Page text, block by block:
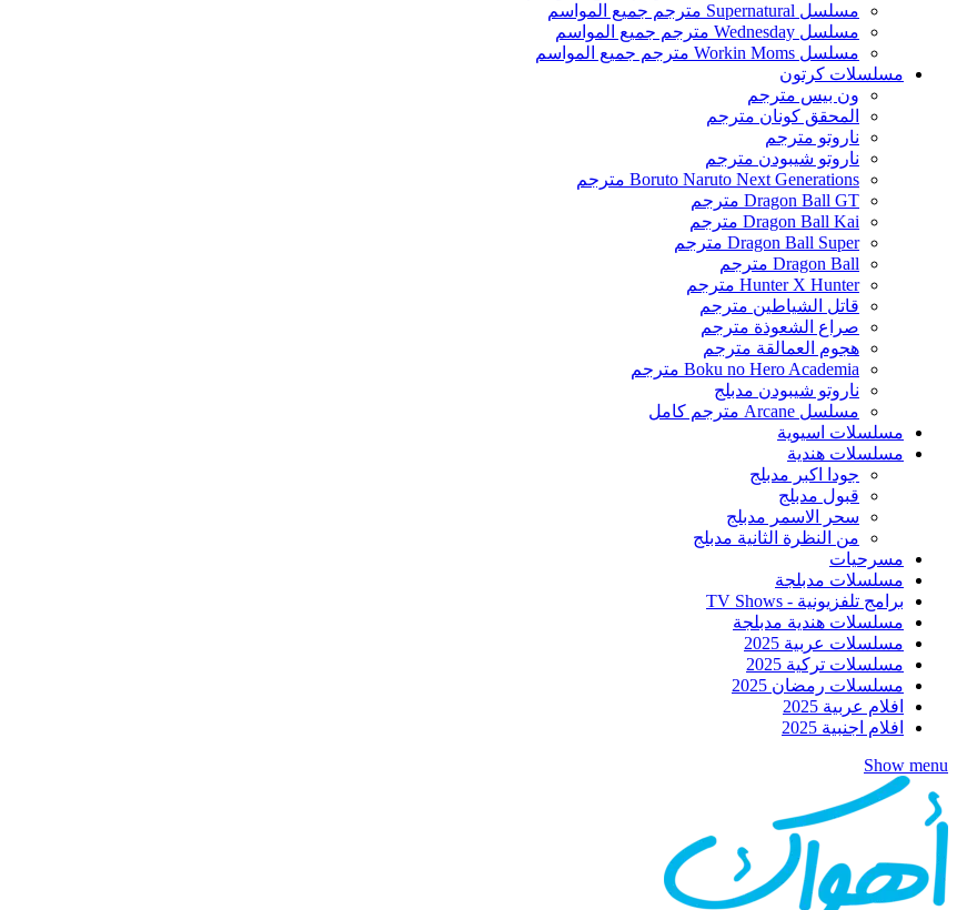
مسلسل Supernatural مترجم جميع المواسم
مسلسل Wednesday مترجم جميع المواسم
مسلسل Workin Moms مترجم جميع المواسم
مسلسلات كرتون
ون بيس مترجم
المحقق كونان مترجم
ناروتو مترجم
ناروتو شيبودن مترجم
Boruto Naruto Next Generations مترجم
Dragon Ball GT مترجم
Dragon Ball Kai مترجم
Dragon Ball Super مترجم
Dragon Ball مترجم
Hunter X Hunter مترجم
قاتل الشياطين مترجم
صراع الشعوذة مترجم
هجوم العمالقة مترجم
Boku no Hero Academia مترجم
ناروتو شيبودن مدبلج
مسلسل Arcane مترجم كامل
مسلسلات اسيوية
مسلسلات هندية
جودا اكبر مدبلج
قبول مدبلج
سحر الاسمر مدبلج
من النظرة الثانية مدبلج
مسرحيات
مسلسلات مدبلجة
برامج تلفزيونية - TV Shows
مسلسلات هندية مدبلجة
مسلسلات عربية 2025
مسلسلات تركية 2025
مسلسلات رمضان 2025
افلام عربية 2025
افلام اجنبية 2025
Show menu